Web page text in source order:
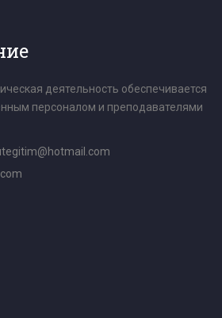
деятельность обеспечивается
персоналом и преподавателями